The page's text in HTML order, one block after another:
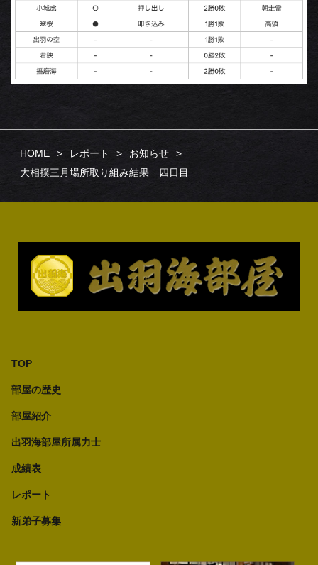
HOME レポート
お知らせ
大相撲三月場所取り組み結果 四日目
TOP
部屋の歴史
部屋紹介
出羽海部屋所属力士
成績表
レポート
新弟子募集